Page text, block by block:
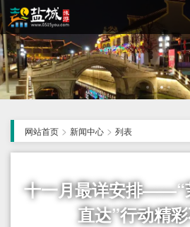
网站首页 > 新闻中心 > 列表
十一月最详安排——“
直达”行动精